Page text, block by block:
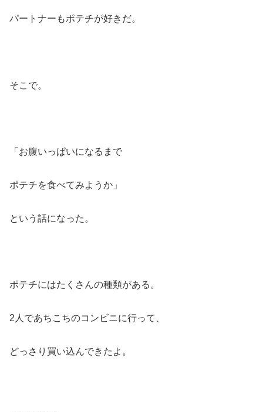
パートナーもポテチが好きだ。
そこで。
「お腹いっぱいになるまで
ポテチを食べてみようか」
という話になった。
ポテチにはたくさんの種類がある。
2人であちこちのコンビニに行って、
どっさり買い込んできたよ。